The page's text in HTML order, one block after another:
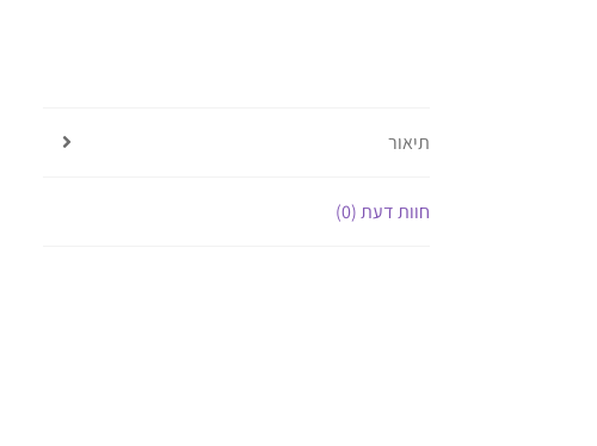
תיאור
חוות דעת (0)